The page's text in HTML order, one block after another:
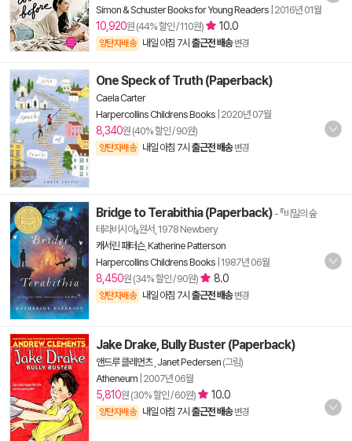
Simon & Schuster Books for Young Readers 2016년 01월
10,920원 (44% 할인 / 110원) 10.0
양탄자배송 내일 아침 7시 출근전 배송 변경
One Speck of Truth (Paperback)
Caela Carter
Harpercollins Childrens Books 2020년 07월
8,340원 (40% 할인 / 90원)
양탄자배송 내일 아침 7시 출근전 배송 변경
Bridge to Terabithia (Paperback) - 『비밀의 숲
테라비시아』원서, 1978 Newbery
캐서린 패터슨, Katherine Patterson
Harpercollins Childrens Books 1987년 06월
8,450원 (34% 할인 / 90원) 8.0
양탄자배송 내일 아침 7시 출근전 배송 변경
Jake Drake, Bully Buster (Paperback)
앤드루 클레먼츠, Janet Pedersen (그림)
Atheneum 2007년 06월
5,810원 (30% 할인 / 60원) 10.0
양탄자배송 내일 아침 7시 출근전 배송 변경